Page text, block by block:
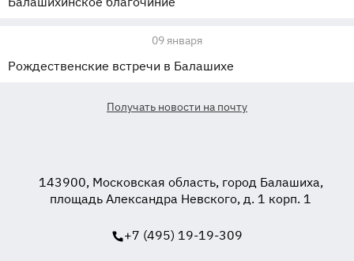
09 января
Рождественские встречи в Балашихе
Получать новости на почту
143900, Московская область, город Балашиха,
площадь Александра Невского, д. 1 корп. 1
+7 (495) 19-19-309